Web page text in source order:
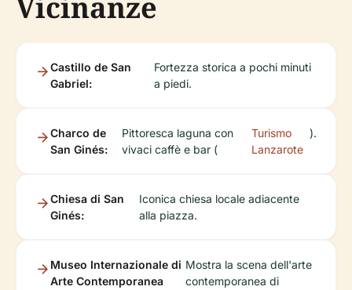
Castillo de San
Gabriel:
Fortezza storica a pochi minuti
a piedi.
Charco de
San Ginés:
Pittoresca laguna con
vivaci caffè e bar (
Turismo
Lanzarote
).
Chiesa di San
Ginés:
Iconica chiesa locale adiacente
alla piazza.
Museo Internazionale di
Arte Contemporanea
Mostra la scena dell'arte
contemporanea di